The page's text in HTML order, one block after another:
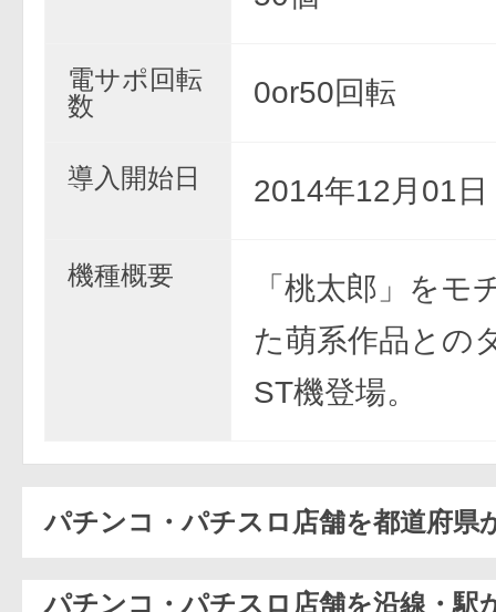
電サポ回転
数
0or50回転
導入開始日 2014年12月01日
機種概要
「桃太郎」をモ
た萌系作品との
ST機登場。
パチンコ・パチスロ店舗を都道府県
パチンコ・パチスロ店舗を沿線・駅